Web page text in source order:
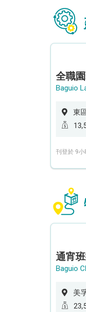
全職
Baguio
東
刊登於 9小
通宵
美